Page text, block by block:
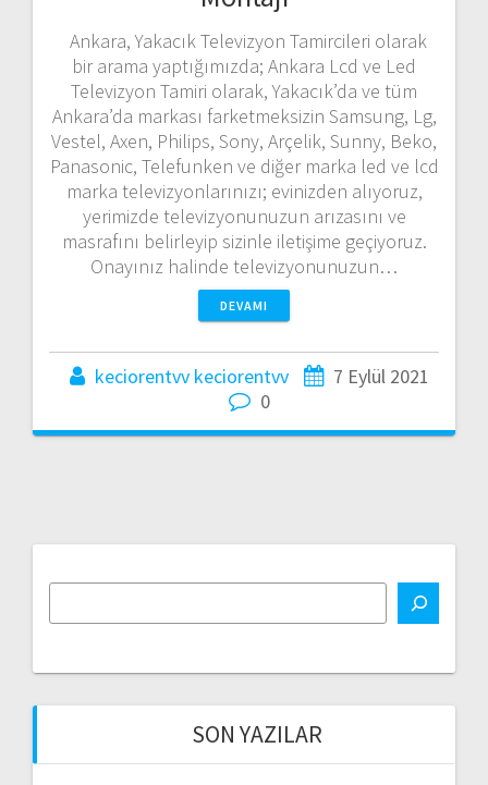
Ankara, Yakacık Televizyon Tamircileri olarak
bir arama yaptığımızda; Ankara Lcd ve Led
Televizyon Tamiri olarak, Yakacık’da ve tüm
Ankara’da markası farketmeksizin Samsung, Lg,
Vestel, Axen, Philips, Sony, Arçelik, Sunny, Beko,
Panasonic, Telefunken ve diğer marka led ve lcd
marka televizyonlarınızı; evinizden alıyoruz,
yerimizde televizyonunuzun arızasını ve
masrafını belirleyip sizinle iletişime geçiyoruz.
Onayınız halinde televizyonunuzun…
DEVAMI
keciorentvv keciorentvv
7 Eylül 2021
0
SON YAZILAR